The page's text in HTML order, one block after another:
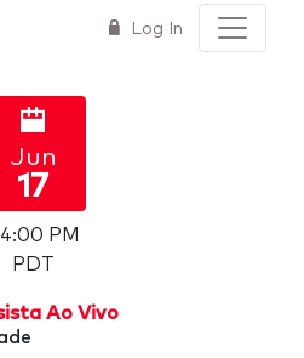
Log In
Jun
17
PM
PDT
Ao Vivo